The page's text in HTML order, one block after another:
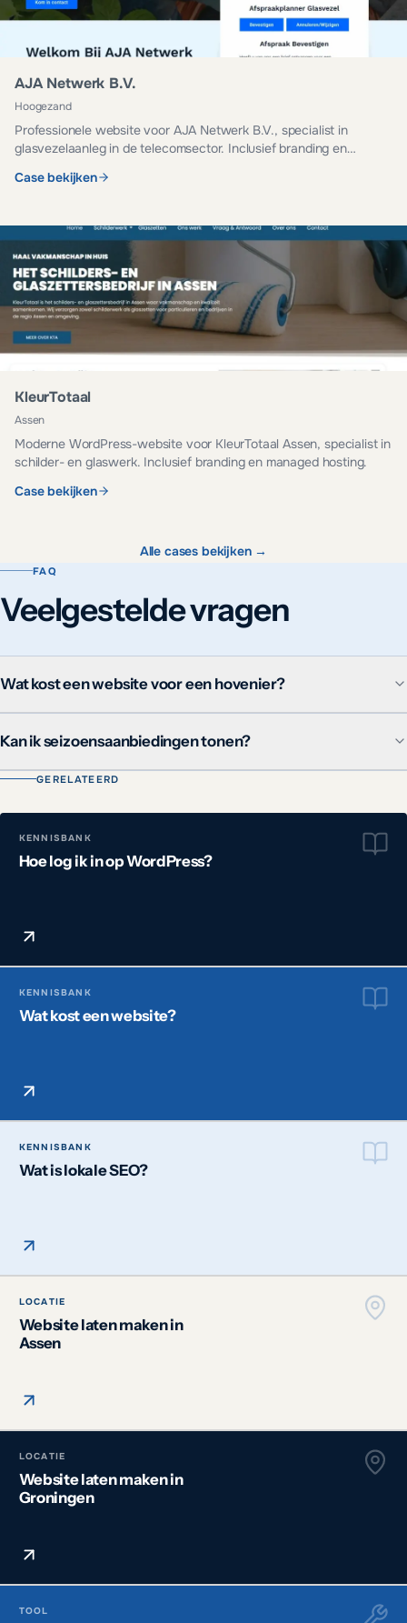
AJA Netwerk B.V.
Hoogezand
Professionele website voor AJA Netwerk B.V., specialist in
glasvezelaanleg in de telecomsector. Inclusief branding en
Case bekijken
KleurTotaal
Assen
Moderne WordPress-website voor KleurTotaal Assen, specialist in
schilder- en glaswerk. Inclusief branding en managed hosting.
Case bekijken
Alle cases bekijken →
FAQ
Veelgestelde vragen
Wat kost een website voor een hovenier?
Kan ik seizoensaanbiedingen tonen?
GERELATEERD
KENNISBANK
Hoe log ik in op WordPress?
KENNISBANK
Wat kost een website?
KENNISBANK
Wat is lokale SEO?
LOCATIE
Website laten maken in
Assen
LOCATIE
Website laten maken in
Groningen
TOOL